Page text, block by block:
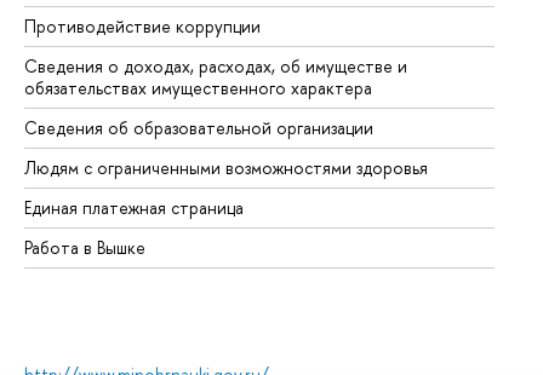
Противодействие коррупции
Сведения о доходах, расходах, об имуществе и
обязательствах имущественного характера
Сведения об образовательной организации
Людям с ограниченными возможностями здоровья
Единая платежная страница
Работа в Вышке